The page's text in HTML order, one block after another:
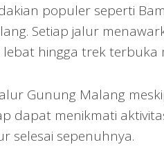
populer seperti
Setiap jalur
hingga trek terbuka
Gunung Malang
dapat menikmati
selesai sepenuhnya.